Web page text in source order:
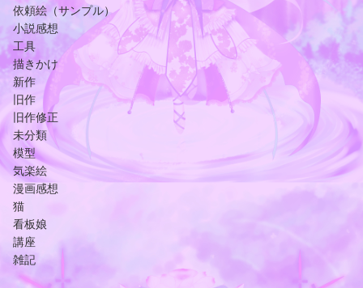
依頼絵（サンプル）
小説感想
工具
描きかけ
新作
旧作
旧作修正
未分類
模型
気楽絵
漫画感想
猫
看板娘
講座
雑記